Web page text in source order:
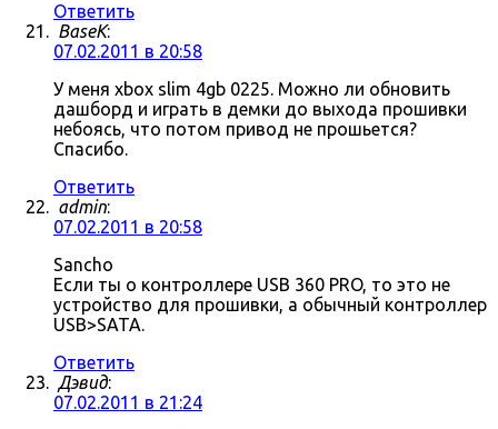
Ответить
BaseK:
07.02.2011 в 20:58
У меня xbox slim 4gb 0225. Можно ли обновить
дашборд и играть в демки до выхода прошивки
небоясь, что потом привод не прошьется?
Спасибо.
Ответить
admin:
07.02.2011 в 20:58
Sancho
Если ты о контроллере USB 360 PRO, то это не
устройство для прошивки, а обычный контроллер
USB>SATA.
Ответить
Дэвид:
07.02.2011 в 21:24